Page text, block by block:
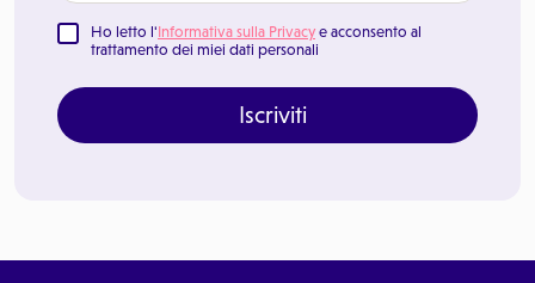
Ho letto l'Informativa sulla Privacy e acconsento al
trattamento dei miei dati personali
Iscriviti